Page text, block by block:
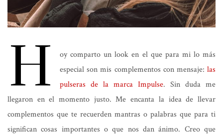
H
oy comparto un look en el que para mi lo más
especial son mis complementos con mensaje: las
pulseras de la marca Impulse. Sin duda me
llegaron en el momento justo. Me encanta la idea de llevar
complementos que te recuerden mantras o palabras que para ti
significan cosas importantes o que nos dan ánimo. Creo que